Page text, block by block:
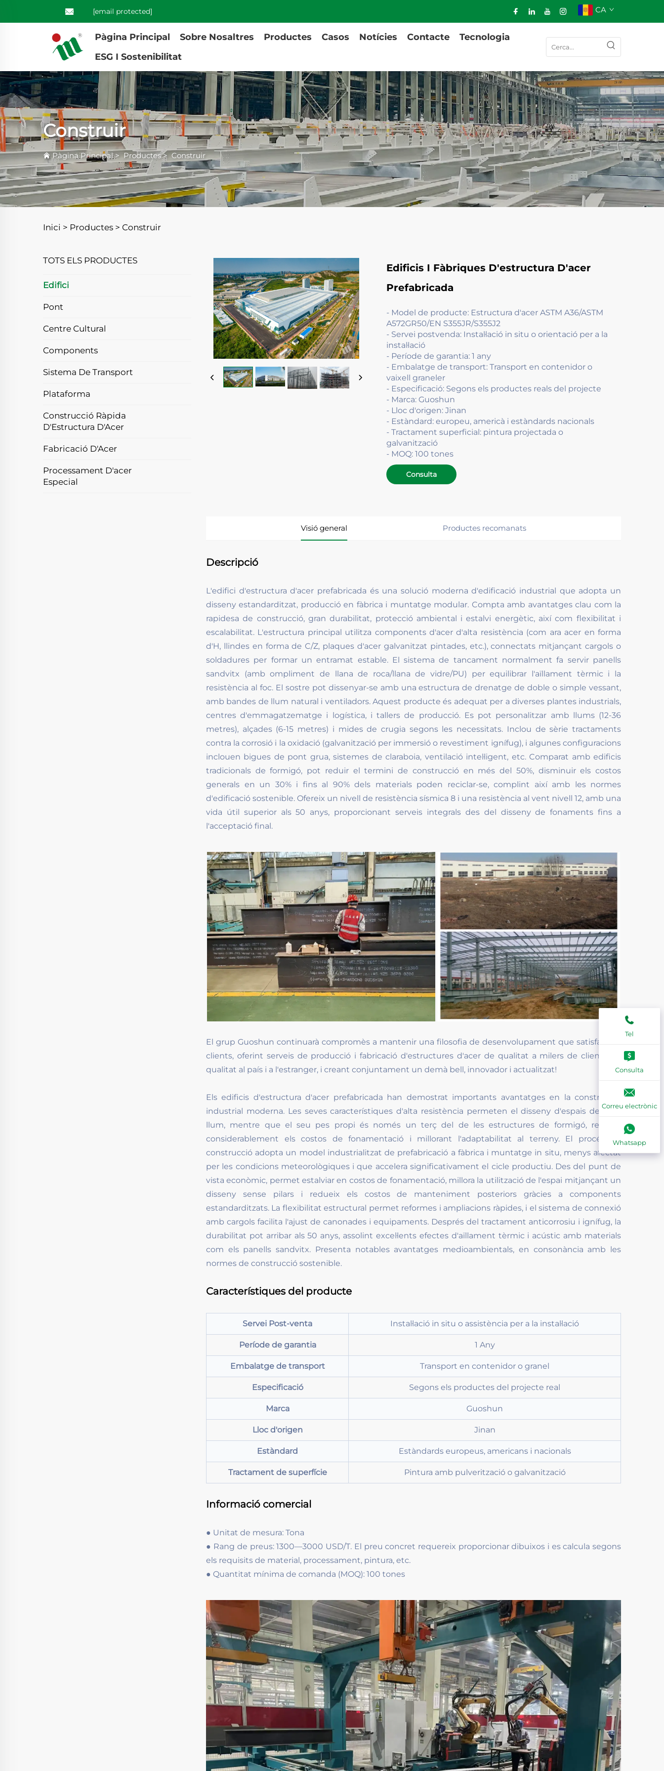
[email protected] CA
Pàgina Principal Sobre Nosaltres Productes Casos Notícies Contacte
Tecnologia
ESG I Sostenibilitat
Construir
Pàgina Principal>Productes>Construir
Inici > Productes > Construir
TOTS ELS PRODUCTES
Edifici
Pont
Centre Cultural
Components
Sistema De Transport
Plataforma
Construcció Ràpida
D'Estructura D'Acer
Fabricació D'Acer
Processament D'acer
Especial
Edificis I Fàbriques D'estructura D'acer
Prefabricada
- Model de producte: Estructura d'acer ASTM A36/ASTM
A572GR50/EN S355JR/S355J2
- Servei postvenda: Instal·lació in situ o orientació per a la
instal·lació
- Període de garantia: 1 any
- Embalatge de transport: Transport en contenidor o
vaixell graneler
- Especificació: Segons els productes reals del projecte
- Marca: Guoshun
- Lloc d'origen: Jinan
- Estàndard: europeu, americà i estàndards nacionals
- Tractament superficial: pintura projectada o
galvanització
- MOQ: 100 tones
Consulta
Visió general Productes recomanats
Descripció
L'edifici d'estructura d'acer prefabricada és una solució moderna d'edificació industrial que adopta un
disseny estandarditzat, producció en fàbrica i muntatge modular. Compta amb avantatges clau com la
rapidesa de construcció, gran durabilitat, protecció ambiental i estalvi energètic, així com flexibilitat i
escalabilitat. L'estructura principal utilitza components d'acer d'alta resistència (com ara acer en forma
d'H, llindes en forma de C/Z, plaques d'acer galvanitzat pintades, etc.), connectats mitjançant cargols o
soldadures per formar un entramat estable. El sistema de tancament normalment fa servir panells
sandvitx (amb ompliment de llana de roca/llana de vidre/PU) per equilibrar l'aïllament tèrmic i la
resistència al foc. El sostre pot dissenyar-se amb una estructura de drenatge de doble o simple vessant,
amb bandes de llum natural i ventiladors. Aquest producte és adequat per a diverses plantes industrials,
centres d'emmagatzematge i logística, i tallers de producció. Es pot personalitzar amb llums (12-36
metres), alçades (6-15 metres) i mides de crugia segons les necessitats. Inclou de sèrie tractaments
contra la corrosió i la oxidació (galvanització per immersió o revestiment ignífug), i algunes configuracions
inclouen bigues de pont grua, sistemes de claraboia, ventilació intel·ligent, etc. Comparat amb edificis
tradicionals de formigó, pot reduir el termini de construcció en més del 50%, disminuir els costos
generals en un 30% i fins al 90% dels materials poden reciclar-se, complint així amb les normes
d'edificació sostenible. Ofereix un nivell de resistència sísmica 8 i una resistència al vent nivell 12, amb una
vida útil superior als 50 anys, proporcionant serveis integrals des del disseny de fonaments fins a
l'acceptació final.
El grup Guoshun continuarà compromès a mantenir una filosofia de desenvolupament que satisfaci els
clients, oferint serveis de producció i fabricació d'estructures d'acer de qualitat a milers de clients de
qualitat al país i a l'estranger, i creant conjuntament un demà bell, innovador i actualitzat!
Els edificis d'estructura d'acer prefabricada han demostrat importants avantatges en la construcció
industrial moderna. Les seves característiques d'alta resistència permeten el disseny d'espais de gran
llum, mentre que el seu pes propi és només un terç del de les estructures de formigó, reduint
considerablement els costos de fonamentació i millorant l'adaptabilitat al terreny. El procés de
construcció adopta un model industrialitzat de prefabricació a fàbrica i muntatge in situ, menys afectat
per les condicions meteorològiques i que accelera significativament el cicle productiu. Des del punt de
vista econòmic, permet estalviar en costos de fonamentació, millora la utilització de l'espai mitjançant un
disseny sense pilars i redueix els costos de manteniment posteriors gràcies a components
estandarditzats. La flexibilitat estructural permet reformes i ampliacions ràpides, i el sistema de connexió
amb cargols facilita l'ajust de canonades i equipaments. Després del tractament anticorrosiu i ignífug, la
durabilitat pot arribar als 50 anys, assolint excel·lents efectes d'aïllament tèrmic i acústic amb materials
com els panells sandvitx. Presenta notables avantatges medioambientals, en consonància amb les
normes de construcció sostenible.
Característiques del producte
Servei Post-venta Instal·lació in situ o assistència per a la instal·lació
Període de garantia 1 Any
Embalatge de transport Transport en contenidor o granel
Especificació Segons els productes del projecte real
Marca Guoshun
Lloc d'origen Jinan
Estàndard Estàndards europeus, americans i nacionals
Tractament de superfície Pintura amb pulverització o galvanització
Informació comercial
● Unitat de mesura: Tona
● Rang de preus: 1300—3000 USD/T. El preu concret requereix proporcionar dibuixos i es calcula segons
els requisits de material, processament, pintura, etc.
● Quantitat mínima de comanda (MOQ): 100 tones
Tel
Consulta
Correu electrònic
Whatsapp